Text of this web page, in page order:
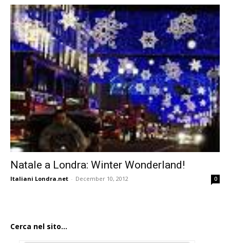
Natale a Londra: Winter Wonderland!
Italiani Londra.net - December 10, 2012 0
Cerca nel sito...